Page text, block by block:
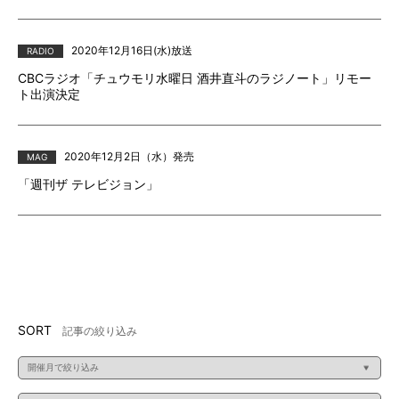
RADIO 2020年12月16日(水)放送
CBCラジオ「チュウモリ水曜日 酒井直斗のラジノート」リモー
ト出演決定
MAG 2020年12月2日（水）発売
「週刊ザ テレビジョン」
SORT 記事の絞り込み